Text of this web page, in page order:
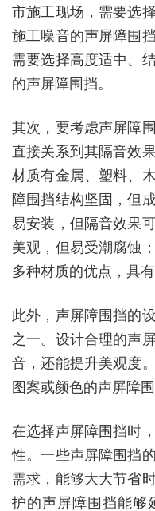
市施工现场，需要选
施工噪音的声屏障围
需要选择高度适中、
的声屏障围挡。
其次，要考虑声屏障
直接关系到其隔音效
材质有金属、塑料、
障围挡结构坚固，但
易安装，但隔音效果
美观，但易受潮腐蚀
多种材质的优点，具
此外，声屏障围挡的
之一。设计合理的声
音，还能提升美观度
图案或颜色的声屏障
在选择声屏障围挡时
性。一些声屏障围挡
需求，能够大大节省
护的声屏障围挡能够